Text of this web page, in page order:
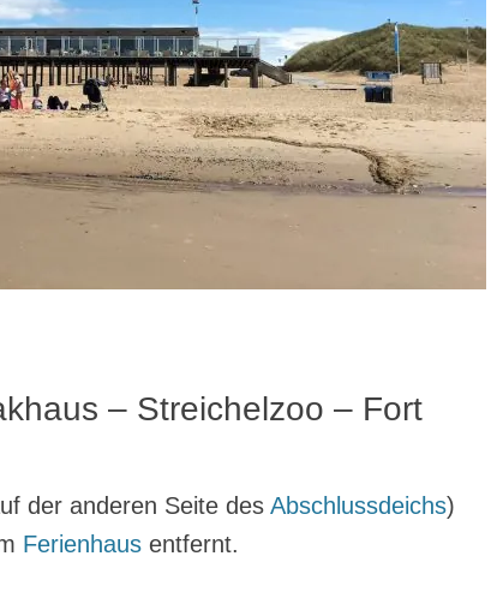
– Streichelzoo – Fort
der anderen Seite des Abschlussdeichs)
Ferienhaus entfernt.